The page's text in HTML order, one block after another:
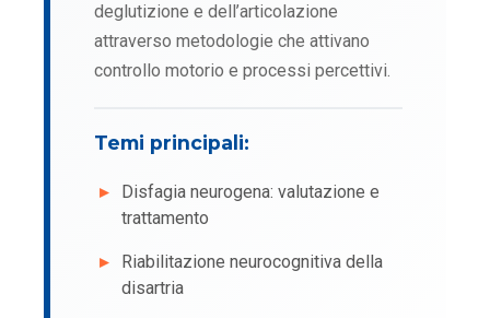
deglutizione e dell’articolazione
attraverso metodologie che attivano
controllo motorio e processi percettivi.
Temi principali:
Disfagia neurogena: valutazione e
trattamento
Riabilitazione neurocognitiva della
disartria